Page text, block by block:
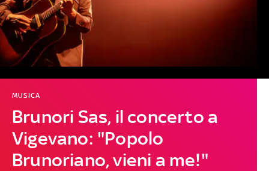
Brunori Sas, il concerto a
Vigevano: "Popolo
Brunoriano, vieni a me!"
MUSICA